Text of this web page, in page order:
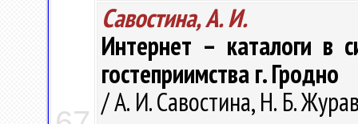
Савостина, А. И.
Интернет – каталоги в
гостеприимства г. Гродно
/ А. И. Савостина, Н. Б.